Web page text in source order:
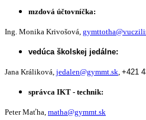
mzdová účtovníčka:
Ing. Monika Krivošová,
vedúca školskej jedálne:
Jana Králiková, jedalen@gymmt.sk +421
správca IKT - technik:
Peter Maťha, matha@gymmt.sk